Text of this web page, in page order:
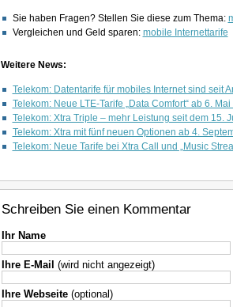
Sie haben Fragen? Stellen Sie diese zum Thema:
Vergleichen und Geld sparen: mobile Internettarife
Weitere News:
Telekom: Datentarife für mobiles Internet sind seit
Telekom: Neue LTE-Tarife „Data Comfort“ ab 6.
Telekom: Xtra Triple – mehr Leistung seit dem 15.
Telekom: Xtra mit fünf neuen Optionen ab 4.
Telekom: Neue Tarife bei Xtra Call und „Music
Schreiben Sie einen Kommentar
Ihr Name
Ihre E-Mail (wird nicht angezeigt)
Ihre Webseite(optional)